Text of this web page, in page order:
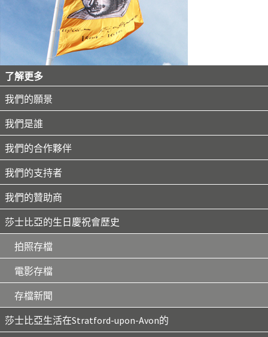
了解更多
我們的願景
我們是誰
我們的合作夥伴
我們的支持者
我們的贊助商
莎士比亞的生日慶祝會歷史
拍照存檔
電影存檔
存檔新聞
莎士比亞生活在Stratford-upon-Avon的